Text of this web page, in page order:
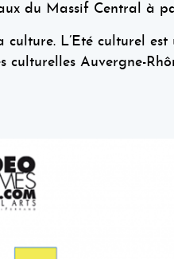
du Massif Central à
L’Eté culturel
Auvergne-